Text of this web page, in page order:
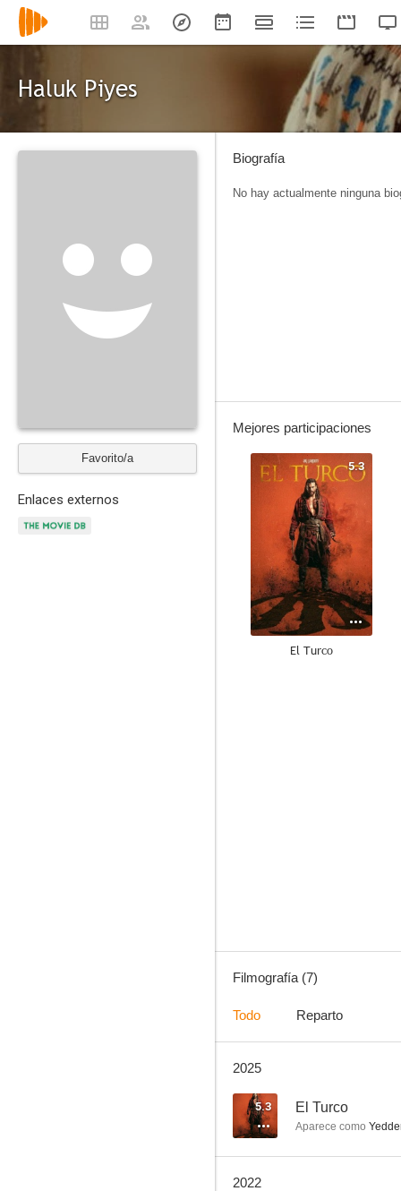
Haluk Piyes
Favorito/a
Enlaces externos
Biografía
No hay actualmente ninguna
Mejores participaciones
5.3
El Turco
Filmografía (7)
Todo Reparto
2025
5.3 El Turco
Aparece como
2022